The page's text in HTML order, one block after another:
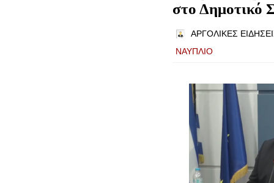
στο Δημοτικό
ΑΡΓΟΛΙΚΕΣ
ΝΑΥΠΛΙΟ